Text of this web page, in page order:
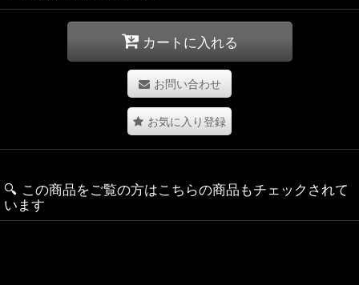
カートに入れる
お問い合わせ
お気に入り登録
🔍️ この商品をご覧の方はこちらの商品もチェックされて
います